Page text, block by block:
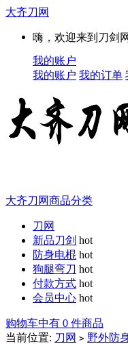
大齐刀网
嗨，欢迎来到刀剑
我的账户
我的账户 我的订单
大齐刀网商品分类
刀网
新品刀剑 hot
防身电棍 hot
狗腿弯刀 hot
付款方式 hot
会员中心 hot
购物车中有 0 件商品
当前位置: 刀网 > 野外防